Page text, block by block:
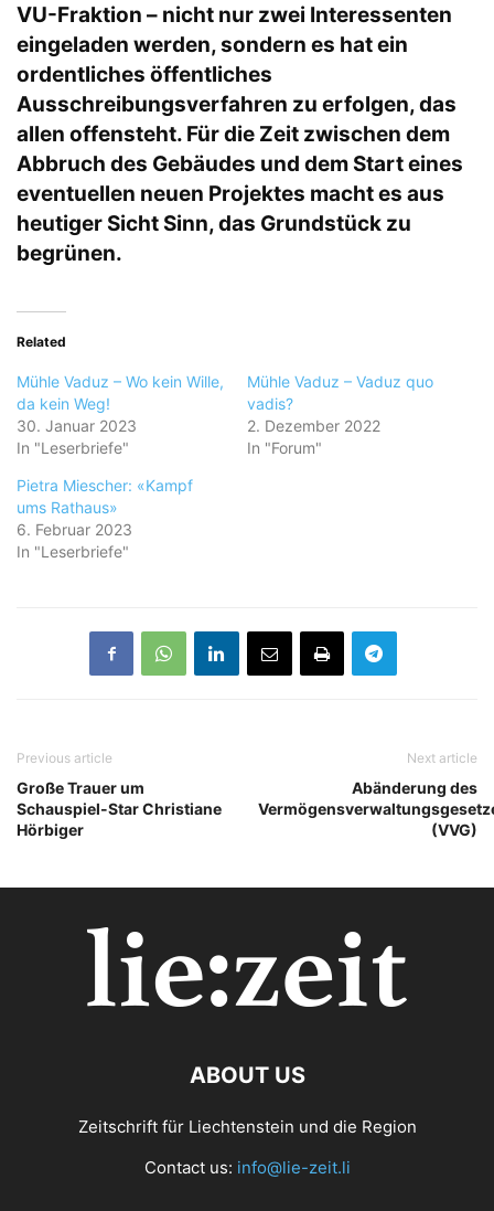
VU-Fraktion – nicht nur zwei Interessenten
eingeladen werden, sondern es hat ein
ordentliches öffentliches
Ausschreibungsverfahren zu erfolgen, das
allen offensteht. Für die Zeit zwischen dem
Abbruch des Gebäudes und dem Start eines
eventuellen neuen Projektes macht es aus
heutiger Sicht Sinn, das Grundstück zu
begrünen.
Related
Mühle Vaduz – Wo kein Wille,
da kein Weg!
30. Januar 2023
In "Leserbriefe"
Mühle Vaduz – Vaduz quo
vadis?
2. Dezember 2022
In "Forum"
Pietra Miescher: «Kampf
ums Rathaus»
6. Februar 2023
In "Leserbriefe"
Previous article
Große Trauer um
Schauspiel-Star Christiane
Hörbiger
Next article
Abänderung des
(VVG)
ABOUT US
Zeitschrift für Liechtenstein und die Region
Contact us: info@lie-zeit.li